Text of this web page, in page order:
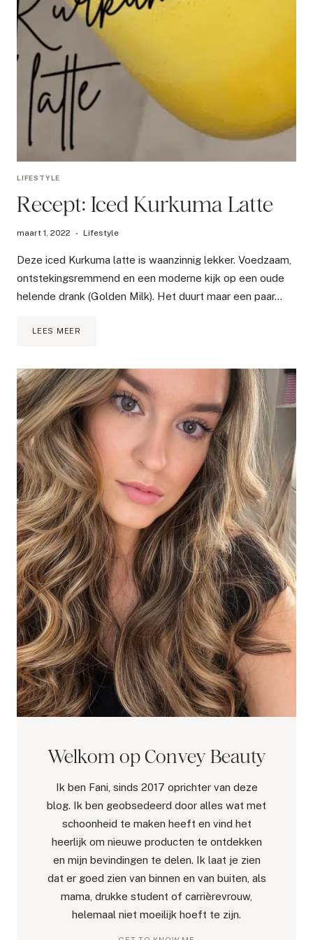
LIFESTYLE
Recept: Iced Kurkuma Latte
maart 1, 2022 Lifestyle
Deze iced Kurkuma latte is waanzinnig lekker. Voedzaam,
ontstekingsremmend en een moderne kijk op een oude
helende drank (Golden Milk). Het duurt maar een paar…
LEES MEER
Welkom op Convey Beauty
Ik ben Fani, sinds 2017 oprichter van deze
blog. Ik ben geobsedeerd door alles wat met
schoonheid te maken heeft en vind het
heerlijk om nieuwe producten te ontdekken
en mijn bevindingen te delen. Ik laat je zien
dat er goed zien van binnen en van buiten, als
mama, drukke student of carrièrevrouw,
helemaal niet moeilijk hoeft te zijn.